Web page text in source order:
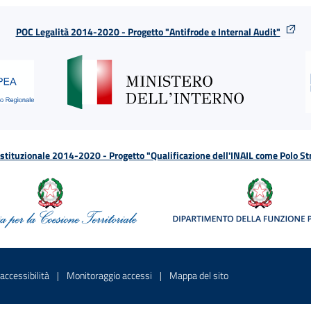
POC Legalità 2014-2020 - Progetto "Antifrode e Internal Audit"
2014-2020 - Progetto "Qualificazione dell'INAIL come Polo
una nuova finestraSito interno - Apre in una nuova finestra
Monitoraggio accessi Sito interno - Apre in una nuova
Mappa del sitoSito interno - Apre